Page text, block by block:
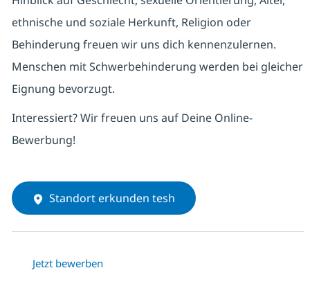
ethnische und soziale Herkunft, Religion oder
Behinderung freuen wir uns dich kennenzulernen.
Menschen mit Schwerbehinderung werden bei gleicher
Eignung bevorzugt.
Interessiert? Wir freuen uns auf Deine Online-
Bewerbung!
Standort erkunden tesh
Jetzt bewerben